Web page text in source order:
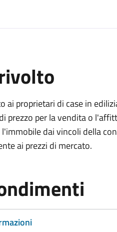
ai proprietari di case in
prezzo per la vendita o
l'immobile dai vincoli della
ai prezzi di mercato.